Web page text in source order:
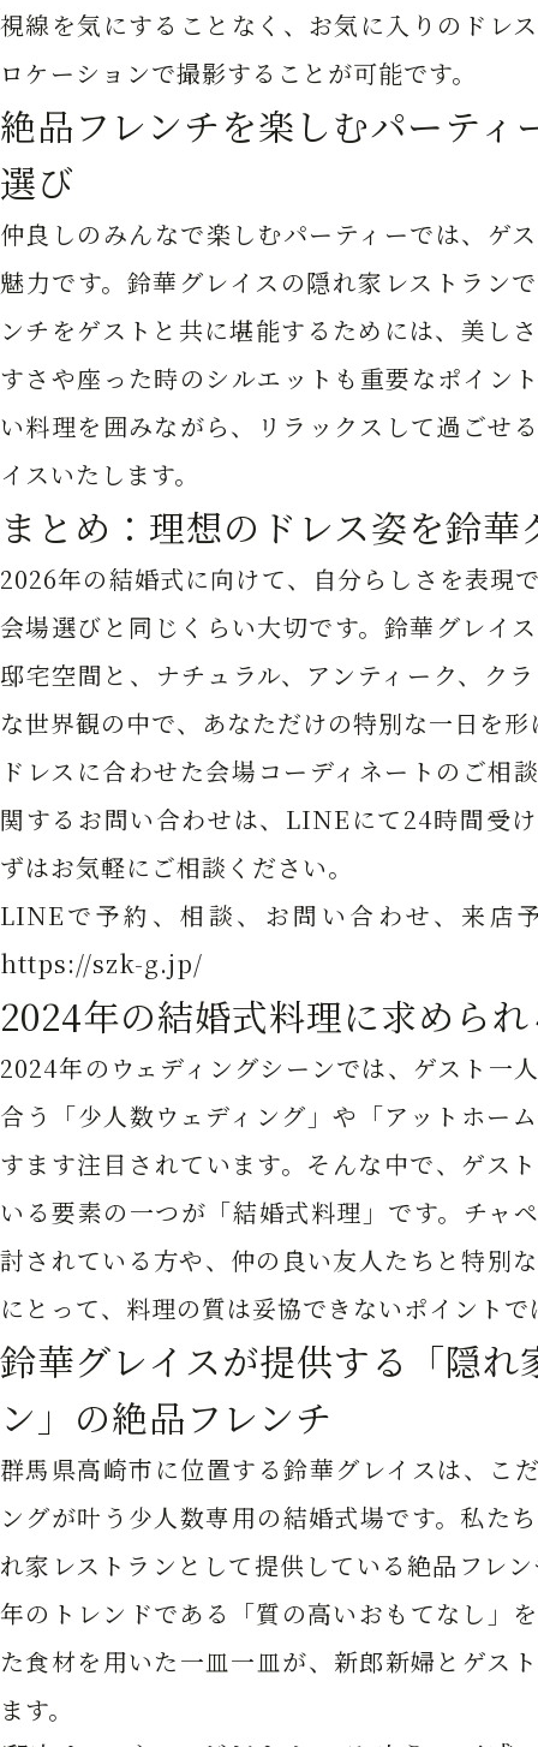
視線を気にすることなく、お気に入りのドレ
ロケーションで撮影することが可能です。
絶品フレンチを楽しむパーティ
選び
仲良しのみんなで楽しむパーティーでは、ゲ
魅力です。鈴華グレイスの隠れ家レストラン
ンチをゲストと共に堪能するためには、美し
すさや座った時のシルエットも重要なポイン
い料理を囲みながら、リラックスして過ごせ
イスいたします。
まとめ：理想のドレス姿を鈴華
2026年の結婚式に向けて、自分らしさを表現
会場選びと同じくらい大切です。鈴華グレイ
邸宅空間と、ナチュラル、アンティーク、ク
な世界観の中で、あなただけの特別な一日を
ドレスに合わせた会場コーディネートのご相
関するお問い合わせは、LINEにて24時間受
ずはお気軽にご相談ください。
LINEで予約、相談、お問い合わせ、来店
https://szk-g.jp/
2024年の結婚式料理に求めら
2024年のウェディングシーンでは、ゲスト一
合う「少人数ウェディング」や「アットホー
すます注目されています。そんな中で、ゲス
いる要素の一つが「結婚式料理」です。チャ
討されている方や、仲の良い友人たちと特別
にとって、料理の質は妥協できないポイント
鈴華グレイスが提供する「隠れ
ン」の絶品フレンチ
群馬県高崎市に位置する鈴華グレイスは、こ
ングが叶う少人数専用の結婚式場です。私た
れ家レストランとして提供している絶品フレ
年のトレンドである「質の高いおもてなし」
た食材を用いた一皿一皿が、新郎新婦とゲス
ます。